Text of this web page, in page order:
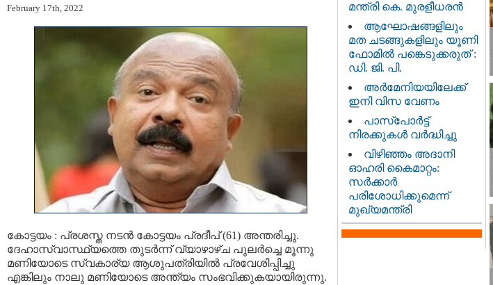
February 17th, 2022
കോട്ടയം : പ്രശസ്ത നടന്‍ കോട്ടയം പ്രദീപ് (61) അന്തരിച്ചു.
ദേഹാസ്വാസ്ഥ്യത്തെ തുടർന്ന് വ്യാഴാഴ്ച പുലർച്ചെ മൂന്നു
മണിയോടെ സ്വകാര്യ ആശുപത്രിയിൽ പ്രവേശിപ്പിച്ചു
എങ്കിലും നാലു മണിയോടെ അന്ത്യം സംഭവിക്കുകയായിരുന്നു.
മന്ത്രി കെ. മുരളീധരൻ
ആഘോഷങ്ങളിലും
മത ചടങ്ങുകളിലും യൂണി
ഫോമിൽ പങ്കെടുക്കരുത് :
ഡി. ജി. പി.
അർമേനിയയിലേക്ക്
ഇനി വിസ വേണം
പാസ്‌പോർട്ട്
നിരക്കുകൾ വർദ്ധിച്ചു
വിഴിഞ്ഞം അദാനി
ഓഹരി കൈമാറ്റം:
സർക്കാർ
പരിശോധിക്കുമെന്ന്
മുഖ്യമന്ത്രി